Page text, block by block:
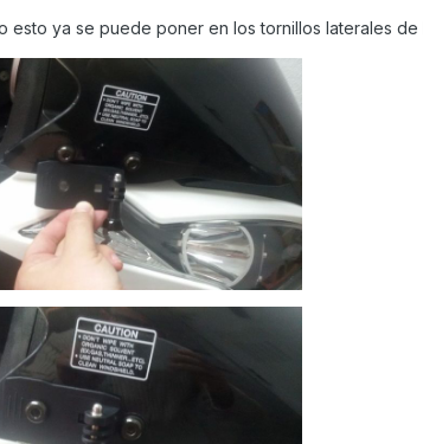
esto ya se puede poner en los tornillos laterales de